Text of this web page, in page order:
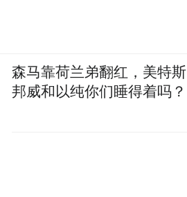
森马靠荷兰弟翻红，美特斯
邦威和以纯你们睡得着吗？